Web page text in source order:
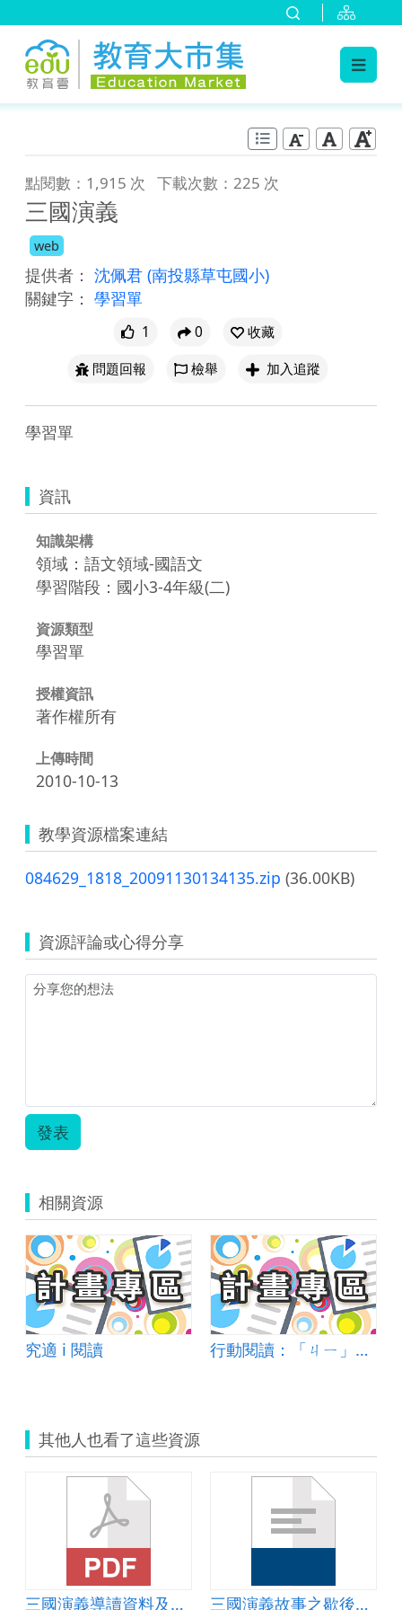
點閱數：1,915 次 下載次數：225 次
三國演義
web
提供者： 沈佩君 (南投縣草屯國小)
關鍵字： 學習單
1 0
收藏
問題回報
檢舉 加入追蹤
學習單
資訊
知識架構
領域：語文領域-國語文
學習階段：國小3-4年級(二)
資源類型
學習單
授權資訊
著作權所有
上傳時間
2010-10-13
教學資源檔案連結
084629_1818_20091130134135.zip (36.00KB)
資源評論或心得分享
發表
相關資源
究適 i 閱讀 行動閱讀：「ㄐㄧ」不可失~奠定孩子一生學習的基礎~
其他人也看了這些資源
三國演義導讀資料及學習單 三國演義故事之歇後語學習單